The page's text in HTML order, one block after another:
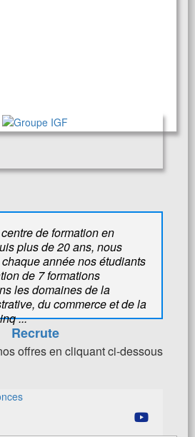
de formation en
plus de 20 ans, nous
année nos étudiants
de 7 formations
les domaines de la
du commerce et de la
...
Recrute
offres en cliquant ci-dessous